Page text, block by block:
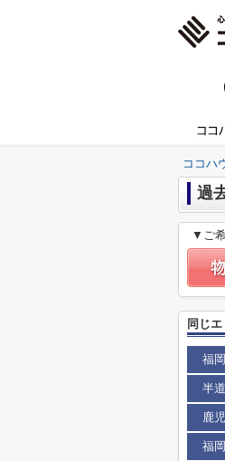
ココハ
過
▼ご
同じ
福
半
鹿
福